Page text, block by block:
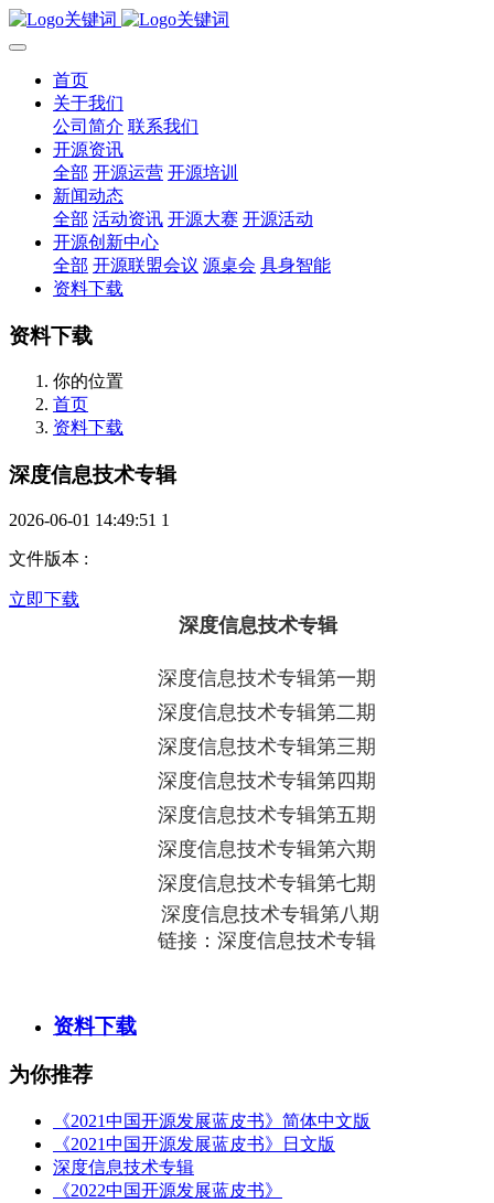
首页
关于我们
公司简介 联系我们
开源资讯
全部 开源运营 开源培训
新闻动态
全部 活动资讯 开源大赛 开源活动
开源创新中心
全部 开源联盟会议 源桌会 具身智能
资料下载
资料下载
你的位置
首页
资料下载
深度信息技术专辑
2026-06-01 14:49:51 1
文件版本 :
立即下载
深度信息技术专辑
深度信息技术专辑第一期
深度信息技术专辑第二期
深度信息技术专辑第三期
深度信息技术专辑第四期
深度信息技术专辑第五期
深度信息技术专辑第六期
深度信息技术专辑第七期
深度信息技术专辑第八期
链接：深度信息技术专辑
资料下载
为你推荐
《2021中国开源发展蓝皮书》简体中文版
《2021中国开源发展蓝皮书》日文版
深度信息技术专辑
《2022中国开源发展蓝皮书》